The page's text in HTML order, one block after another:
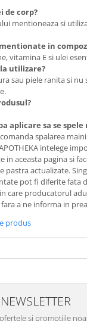
de corp?
mentioneaza si
in
vitamina E si ulei
utilizare?
sau piele ranita si nu
aplicare sa se spele
spalarea
intelege
in aceasta pagina si
pastra actualizate.
pot fi diferite fata
care producatorul
a ne informa in
produs
NEWSLETTER
si promotiile